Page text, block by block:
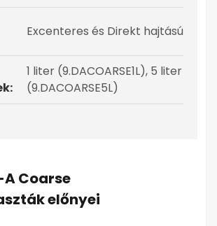
Excenteres és Direkt hajtású
1 liter (9.DACOARSE1L), 5 liter
(9.DACOARSE5L)
A Coarse
előnyei